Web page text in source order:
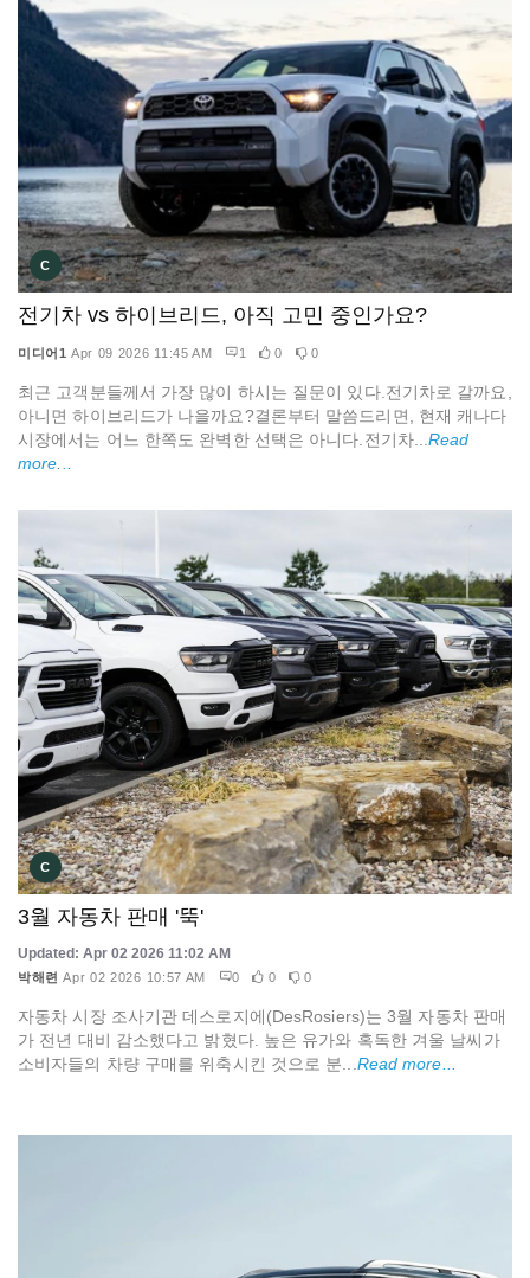
C
전기차 vs 하이브리드, 아직 고민 중인가요?
미디어1 Apr 09 2026 11:45 AM 1 0 0
최근 고객분들께서 가장 많이 하시는 질문이 있다.전기차로 갈까요,
아니면 하이브리드가 나을까요?결론부터 말씀드리면, 현재 캐나다
시장에서는 어느 한쪽도 완벽한 선택은 아니다.전기차...Read
more...
C
3월 자동차 판매 '뚝'
Updated: Apr 02 2026 11:02 AM
박해련 Apr 02 2026 10:57 AM 0 0 0
자동차 시장 조사기관 데스로지에(DesRosiers)는 3월 자동차 판매
가 전년 대비 감소했다고 밝혔다. 높은 유가와 혹독한 겨울 날씨가
소비자들의 차량 구매를 위축시킨 것으로 분...Read more...